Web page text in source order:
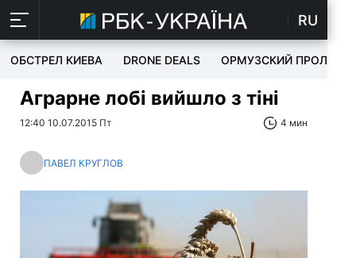
RU
ОБСТРЕЛ КИЕВА DRONE DEALS ОРМУЗСКИЙ ПРОЛИВ
Аграрне лобі вийшло з тіні
12:40 10.07.2015 Пт 4 мин
ПАВЕЛ КРУГЛОВ